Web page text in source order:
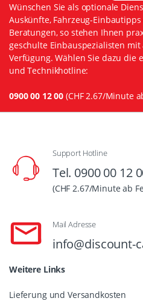
Wünschen Sie als optionale
Auskünfte, Fahrzeug-
Beratungen, so stehen Ihnen
geschulte Einbauspezialisten
Verfügung. Wählen Sie dazu die
und Technikhotline:
0900 00 12 00 (CHF 2.67/Minute
Support Hotline
Tel. 0900 00 12
(CHF 2.67/Minute ab
Mail Adresse
info@discount-
Weitere Links
Lieferung und Versandkosten